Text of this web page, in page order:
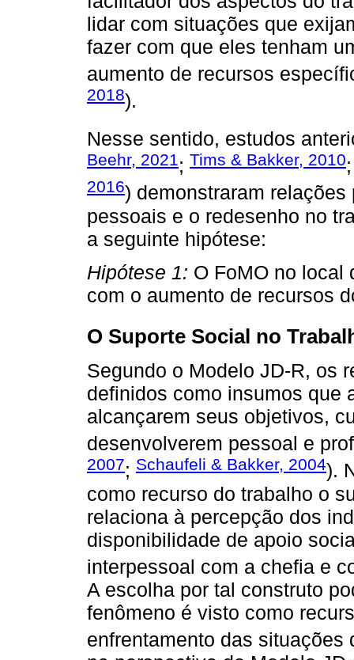
lidar com situações que
fazer com que eles tenham
aumento de recursos
2018).
Nesse sentido, estudos
Beehr, 2021; Tims & Bakker, 2010
2016) demonstraram
pessoais e o redesenho no
a seguinte hipótese:
Hipótese 1: O FoMO no local
com o aumento de recursos
O Suporte Social no
Segundo o Modelo JD-R, os
definidos como insumos que
alcançarem seus objetivos,
desenvolverem pessoal e
2007; Schaufeli & Bakker, 2004).
como recurso do trabalho o
relaciona à percepção dos
disponibilidade de apoio
interpessoal com a chefia e
A escolha por tal construto
fenômeno é visto como
enfrentamento das situações